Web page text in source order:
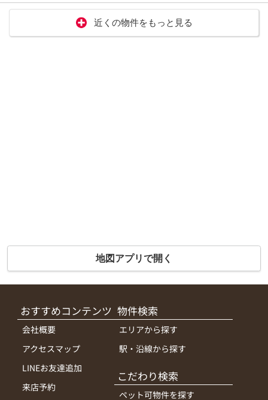
近くの物件をもっと見る
地図アプリで開く
おすすめコンテンツ
会社概要
アクセスマップ
LINEお友達追加
来店予約
物件検索
エリアから探す
駅・沿線から探す
こだわり検索
ペット可物件を探す